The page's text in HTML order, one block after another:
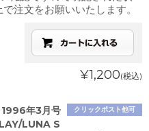
注文をお願いいたします。
¥1,200(税込)
クリックポスト他可
1996年3月号
LUNA S